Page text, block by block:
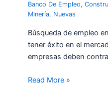
Banco De Empleo,
Minería, Nuevas
Búsqueda de empleo
tener éxito en el
empresas deben
Read More »